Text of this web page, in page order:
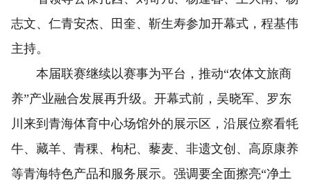
志文、仁青安杰、田奎、靳生寿参加开幕式，程基伟
主持。
本届联赛继续以赛事为平台，推动“农体文旅商
养”产业融合发展再升级。开幕式前，吴晓军、罗东
川来到青海体育中心场馆外的展示区，沿展位察看牦
牛、藏羊、青稞、枸杞、藜麦、非遗文创、高原康养
等青海特色产品和服务展示。强调要全面擦亮“净土